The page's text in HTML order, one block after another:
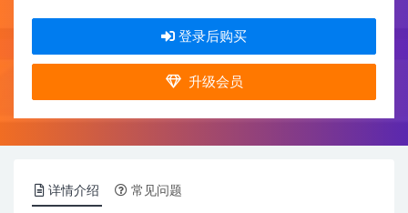
登录后购买
升级会员
详情介绍 常见问题